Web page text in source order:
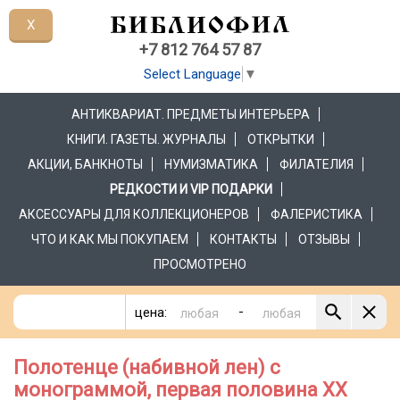
+7 812 764 57 87
Select Language ▼
АНТИКВАРИАТ. ПРЕДМЕТЫ ИНТЕРЬЕРА
КНИГИ. ГАЗЕТЫ. ЖУРНАЛЫ
ОТКРЫТКИ
АКЦИИ, БАНКНОТЫ
НУМИЗМАТИКА
ФИЛАТЕЛИЯ
РЕДКОСТИ И VIP ПОДАРКИ
АКСЕССУАРЫ ДЛЯ КОЛЛЕКЦИОНЕРОВ
ФАЛЕРИСТИКА
ЧТО И КАК МЫ ПОКУПАЕМ
КОНТАКТЫ
ОТЗЫВЫ
ПРОСМОТРЕНО
цена: -
Полотенце (набивной лен) с
монограммой, первая половина ХХ
X